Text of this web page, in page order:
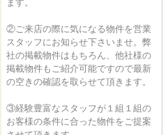
ます。
②ご来店の際に気になる物件を営業
スタッフにお知らせ下さいませ。弊
社の掲載物件はもちろん、他社様の
掲載物件もご紹介可能ですので最新
の空きの確認を取らせて頂きます。
③経験豊富なスタッフが１組１組の
お客様の条件に合った物件をご提案